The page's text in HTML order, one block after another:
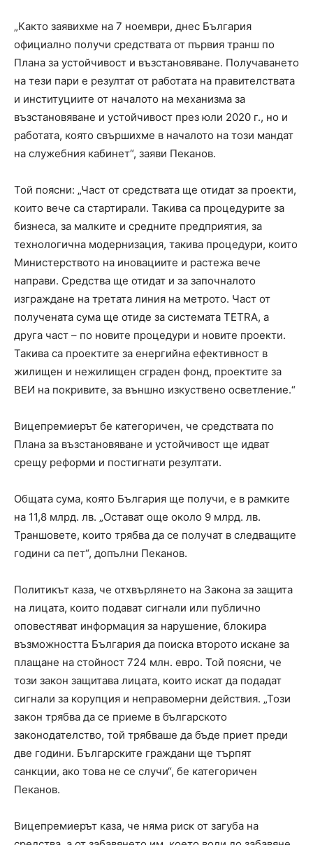
„Както заявихме на 7 ноември, днес България
официално получи средствата от първия транш по
Плана за устойчивост и възстановяване. Получаването
на тези пари е резултат от работата на правителствата
и институциите от началото на механизма за
възстановяване и устойчивост през юли 2020 г., но и
работата, която свършихме в началото на този мандат
на служебния кабинет“, заяви Пеканов.
Той поясни: „Част от средствата ще отидат за проекти,
които вече са стартирали. Такива са процедурите за
бизнеса, за малките и средните предприятия, за
технологична модернизация, такива процедури, които
Министерството на иновациите и растежа вече
направи. Средства ще отидат и за започналото
изграждане на третата линия на метрото. Част от
получената сума ще отиде за системата TETRA, а
друга част – по новите процедури и новите проекти.
Такива са проектите за енергийна ефективност в
жилищен и нежилищен сграден фонд, проектите за
ВЕИ на покривите, за външно изкуствено осветление.“
Вицепремиерът бе категоричен, че средствата по
Плана за възстановяване и устойчивост ще идват
срещу реформи и постигнати резултати.
Общата сума, която България ще получи, е в рамките
на 11,8 млрд. лв. „Остават още около 9 млрд. лв.
Траншовете, които трябва да се получат в следващите
години са пет“, допълни Пеканов.
Политикът каза, че отхвърлянето на Закона за защита
на лицата, които подават сигнали или публично
оповестяват информация за нарушение, блокира
възможността България да поиска второто искане за
плащане на стойност 724 млн. евро. Той поясни, че
този закон защитава лицата, които искат да подадат
сигнали за корупция и неправомерни действия. „Този
закон трябва да се приеме в българското
законодателство, той трябваше да бъде приет преди
две години. Българските граждани ще търпят
санкции, ако това не се случи“, бе категоричен
Пеканов.
Вицепремиерът каза, че няма риск от загуба на